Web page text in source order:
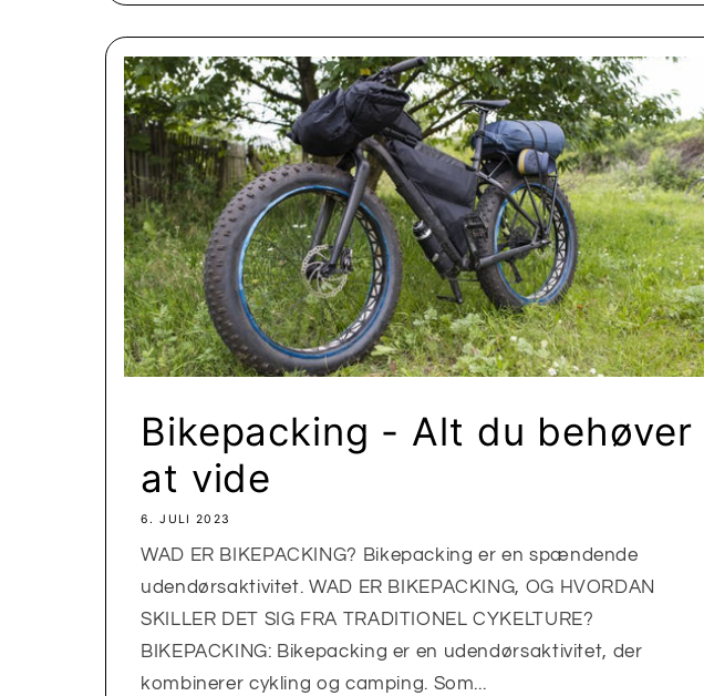
Bikepacking - Alt du behøver
at vide
6. JULI 2023
WAD ER BIKEPACKING? Bikepacking er en spændende
udendørsaktivitet. WAD ER BIKEPACKING, OG HVORDAN
SKILLER DET SIG FRA TRADITIONEL CYKELTURE?
BIKEPACKING: Bikepacking er en udendørsaktivitet, der
kombinerer cykling og camping. Som...